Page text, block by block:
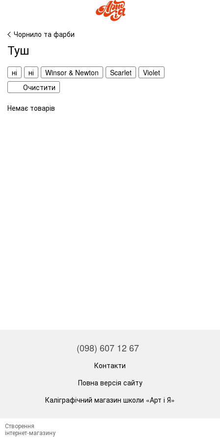
Чорнило та фарби
Туш
ні ні Winsor & Newton Scarlet
Violet
Очистити
Немає товарів
(098) 607 12 67
Контакти
Повна версія сайту
Каліграфічний магазин школи «Арт і Я»
Створення
інтернет-магазину